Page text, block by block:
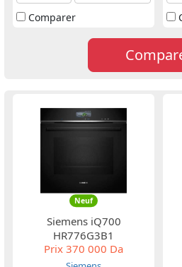
Comparer
Neuf
Siemens iQ700
HR776G3B1
Prix 370 000 Da